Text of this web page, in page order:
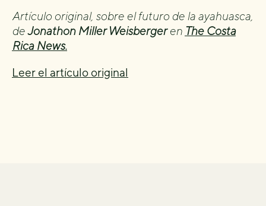
Artículo original, sobre el futuro de la ayahuasca,
deJonathon Miller Weisbergeren The Costa
Rica News.
Leer el artículo original